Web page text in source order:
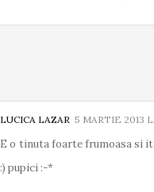
LUCICA LAZAR 5 MARTIE 2013
E o tinuta foarte frumoasa si
:) pupici :-*